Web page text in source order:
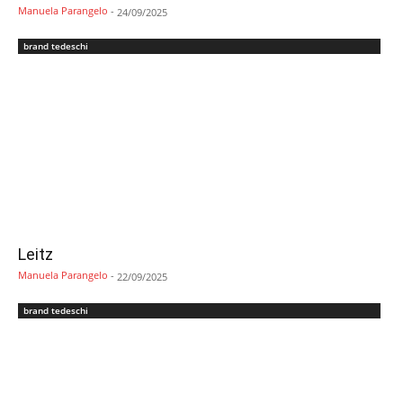
Manuela Parangelo - 24/09/2025
brand tedeschi
Leitz
Manuela Parangelo - 22/09/2025
brand tedeschi